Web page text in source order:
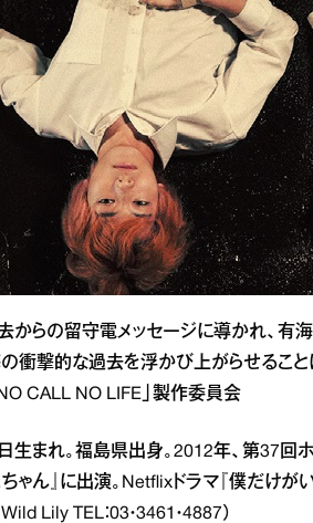
からの留守電メッセージに導かれ、有
衝撃的な過去を浮かび上がらせるこ
CALL NO LIFE」製作委員会
まれ。福島県出身。2012年、第37回
ちゃん』に出演。Netflixドラマ『僕だけが
Lily TEL：03・3461・4887）